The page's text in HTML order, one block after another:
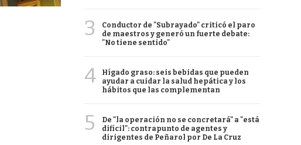
3
Conductor de "Subrayado" criticó el paro
de maestros y generó un fuerte debate:
"No tiene sentido"
4
Hígado graso: seis bebidas que pueden
ayudar a cuidar la salud hepática y los
hábitos que las complementan
5
De "la operación no se concretará" a "está
difícil": contrapunto de agentes y
dirigentes de Peñarol por De La Cruz